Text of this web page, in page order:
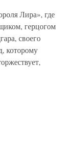
Лира», где
герцогом
своего
которому